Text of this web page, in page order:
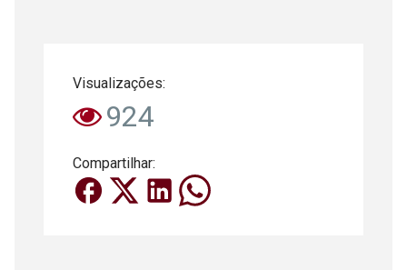
Visualizações:
924
Compartilhar: